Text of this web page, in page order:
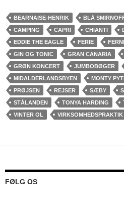
BEARNAISE-HENRIK BLÅ
CAMPING
CAPRI CHIANTI
EDDIE THE EAGLE
FERIE
GIN OG TONIC
GRAN CANARIA
GRØN KONCERT
JUMBOBØGER
MIDALDERLANDSBYEN
MONTY
PRØJSEN
REJSER SÆBY
STÅLANDEN
TONYA HARDING
VINTER OL
VIRKSOMHEDSPRAKTIK
FØLG OS